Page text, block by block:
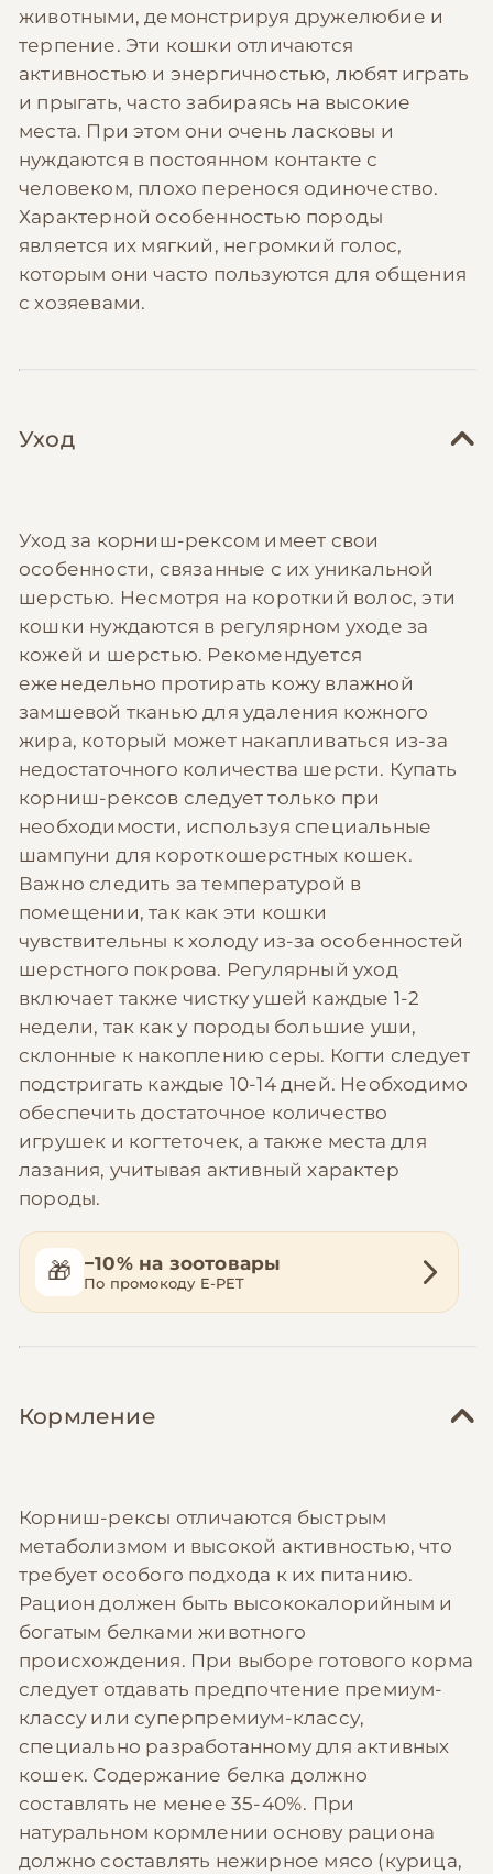
животными, демонстрируя дружелюбие и
терпение. Эти кошки отличаются
активностью и энергичностью, любят играть
и прыгать, часто забираясь на высокие
места. При этом они очень ласковы и
нуждаются в постоянном контакте с
человеком, плохо перенося одиночество.
Характерной особенностью породы
является их мягкий, негромкий голос,
которым они часто пользуются для общения
с хозяевами.
Уход
Уход за корниш-рексом имеет свои
особенности, связанные с их уникальной
шерстью. Несмотря на короткий волос, эти
кошки нуждаются в регулярном уходе за
кожей и шерстью. Рекомендуется
еженедельно протирать кожу влажной
замшевой тканью для удаления кожного
жира, который может накапливаться из-за
недостаточного количества шерсти. Купать
корниш-рексов следует только при
необходимости, используя специальные
шампуни для короткошерстных кошек.
Важно следить за температурой в
помещении, так как эти кошки
чувствительны к холоду из-за особенностей
шерстного покрова. Регулярный уход
включает также чистку ушей каждые 1-2
недели, так как у породы большие уши,
склонные к накоплению серы. Когти следует
подстригать каждые 10-14 дней. Необходимо
обеспечить достаточное количество
игрушек и когтеточек, а также места для
лазания, учитывая активный характер
породы.
🎁 −10% на зоотовары
По промокоду E-PET
Кормление
Корниш-рексы отличаются быстрым
метаболизмом и высокой активностью, что
требует особого подхода к их питанию.
Рацион должен быть высококалорийным и
богатым белками животного
происхождения. При выборе готового корма
следует отдавать предпочтение премиум-
классу или суперпремиум-классу,
специально разработанному для активных
кошек. Содержание белка должно
составлять не менее 35-40%. При
натуральном кормлении основу рациона
должно составлять нежирное мясо (курица,